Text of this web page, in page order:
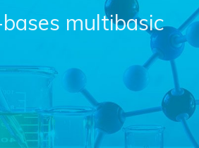
multibasic